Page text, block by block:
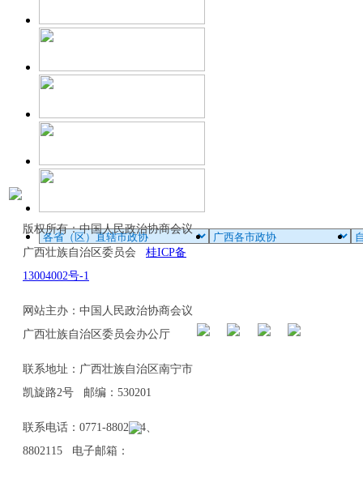
版权所有：中国人民政治协商会议
广西壮族自治区委员会 桂ICP备
13004002号-1
网站主办：中国人民政治协商会议
广西壮族自治区委员会办公厅
联系地址：广西壮族自治区南宁市
凯旋路2号 邮编：530201
联系电话：0771-8802114、
8802115 电子邮箱：